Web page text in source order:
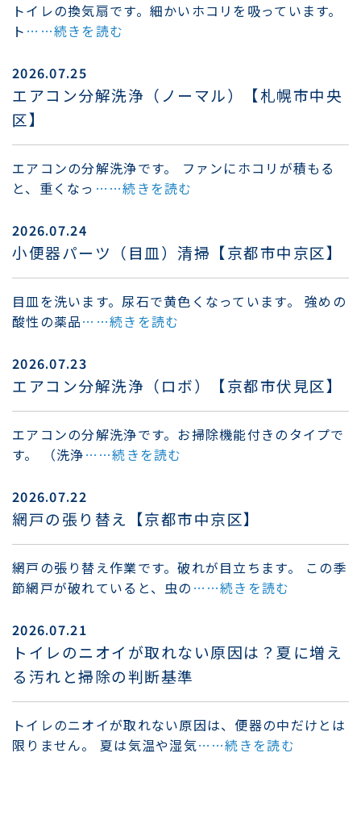
トイレの換気扇です。細かいホコリを吸っています。
ト ……続きを読む
2026.07.25
エアコン分解洗浄（ノーマル）【札幌市中央
区】
エアコンの分解洗浄です。 ファンにホコリが積もる
と、重くなっ ……続きを読む
2026.07.24
小便器パーツ（目皿）清掃【京都市中京区】
目皿を洗います。尿石で黄色くなっています。 強めの
酸性の薬品……続きを読む
2026.07.23
エアコン分解洗浄（ロボ）【京都市伏見区】
エアコンの分解洗浄です。お掃除機能付きのタイプで
す。 （洗浄……続きを読む
2026.07.22
網戸の張り替え【京都市中京区】
網戸の張り替え作業です。破れが目立ちます。 この季
節網戸が破れていると、虫の ……続きを読む
2026.07.21
トイレのニオイが取れない原因は？夏に増え
る汚れと掃除の判断基準
トイレのニオイが取れない原因は、便器の中だけとは
限りません。 夏は気温や湿気……続きを読む